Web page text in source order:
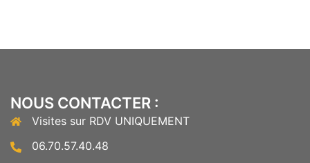
NOUS CONTACTER :
Visites sur RDV UNIQUEMENT
06.70.57.40.48